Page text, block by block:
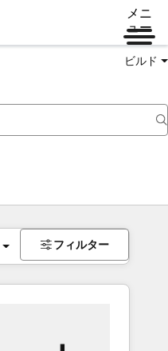
メニ
ュー
ビルド
フィルター